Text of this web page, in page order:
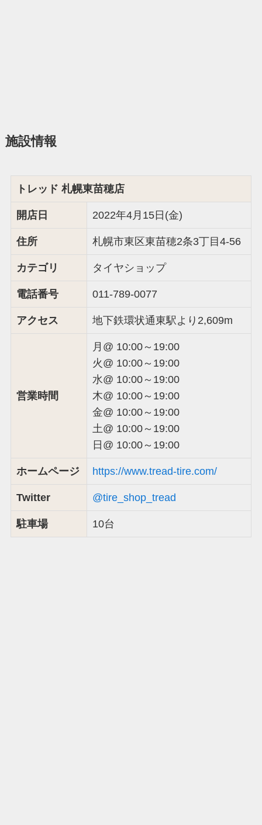
施設情報
トレッド 札幌東苗穂店
開店日 2022年4月15日(金)
住所 札幌市東区東苗穂2条3丁目4-56
カテゴリ タイヤショップ
電話番号 011-789-0077
アクセス 地下鉄環状通東駅より2,609m
営業時間
月@ 10:00～19:00
火@ 10:00～19:00
水@ 10:00～19:00
木@ 10:00～19:00
金@ 10:00～19:00
土@ 10:00～19:00
日@ 10:00～19:00
ホームページ https://www.tread-tire.com/
Twitter @tire_shop_tread
駐車場 10台